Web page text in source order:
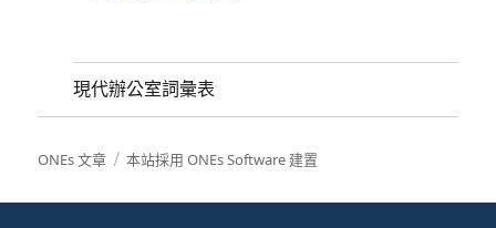
現代辦公室詞彙表
ONEs 文章 本站採用 ONEs Software 建置